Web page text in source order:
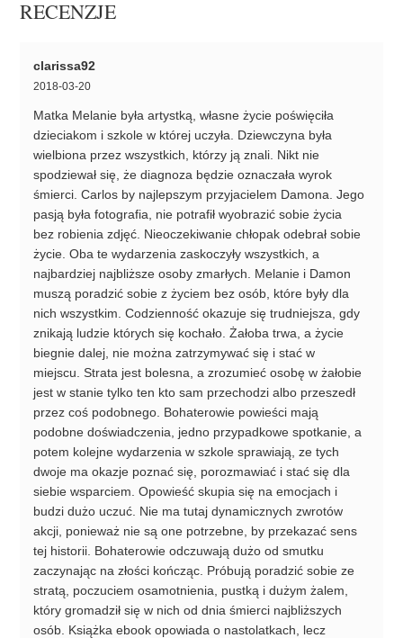
RECENZJE
clarissa92
2018-03-20
Matka Melanie była artystką, własne życie poświęciła
dzieciakom i szkole w której uczyła. Dziewczyna była
wielbiona przez wszystkich, którzy ją znali. Nikt nie
spodziewał się, że diagnoza będzie oznaczała wyrok
śmierci. Carlos by najlepszym przyjacielem Damona. Jego
pasją była fotografia, nie potrafił wyobrazić sobie życia
bez robienia zdjęć. Nieoczekiwanie chłopak odebrał sobie
życie. Oba te wydarzenia zaskoczyły wszystkich, a
najbardziej najbliższe osoby zmarłych. Melanie i Damon
muszą poradzić sobie z życiem bez osób, które były dla
nich wszystkim. Codzienność okazuje się trudniejsza, gdy
znikają ludzie których się kochało. Żałoba trwa, a życie
biegnie dalej, nie można zatrzymywać się i stać w
miejscu. Strata jest bolesna, a zrozumieć osobę w żałobie
jest w stanie tylko ten kto sam przechodzi albo przeszedł
przez coś podobnego. Bohaterowie powieści mają
podobne doświadczenia, jedno przypadkowe spotkanie, a
potem kolejne wydarzenia w szkole sprawiają, ze tych
dwoje ma okazje poznać się, porozmawiać i stać się dla
siebie wsparciem. Opowieść skupia się na emocjach i
budzi dużo uczuć. Nie ma tutaj dynamicznych zwrotów
akcji, ponieważ nie są one potrzebne, by przekazać sens
tej historii. Bohaterowie odczuwają dużo od smutku
zaczynając na złości kończąc. Próbują poradzić sobie ze
stratą, poczuciem osamotnienia, pustką i dużym żalem,
który gromadził się w nich od dnia śmierci najbliższych
osób. Książka ebook opowiada o nastolatkach, lecz